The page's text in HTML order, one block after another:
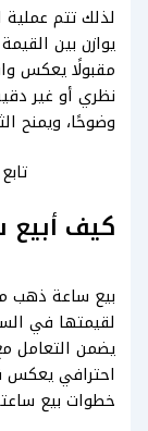
لذلك تتم
يوازن بين
مقبولًا يعكس
نظري أو غير
وضوحًا، ويمنح
كيف
بيع ساعة ذهب
لقيمتها في
يضمن التعامل
احترافي يعكس
خطوات بيع